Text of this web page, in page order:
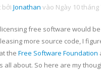
bởi Jonathan vào Ngày 10 tháng
free software would
more source code, I
the Free Software Foundation
all about. So here are my